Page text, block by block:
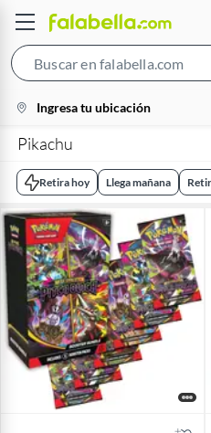
location-
icon
Ingresa tu ubicación
Pikachu
Retira hoy Llega mañana